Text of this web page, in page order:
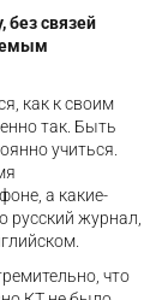
связей
как к своим
так. Быть
учиться.
а какие-
русский журнал,
что